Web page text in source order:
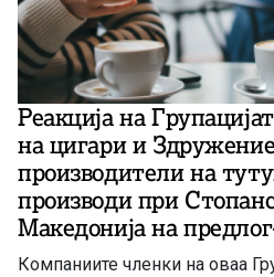
Реакција на
на цигари и
производители на
производи при
Македонија на
законот за заштита
Компаниите членки на оваа